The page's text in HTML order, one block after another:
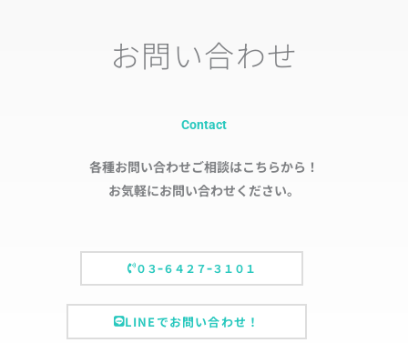
お問い合わせ
Contact
各種お問い合わせご相談はこちらから！
お気軽にお問い合わせください。
０３ｰ６４２７ｰ３１０１
LINEでお問い合わせ！